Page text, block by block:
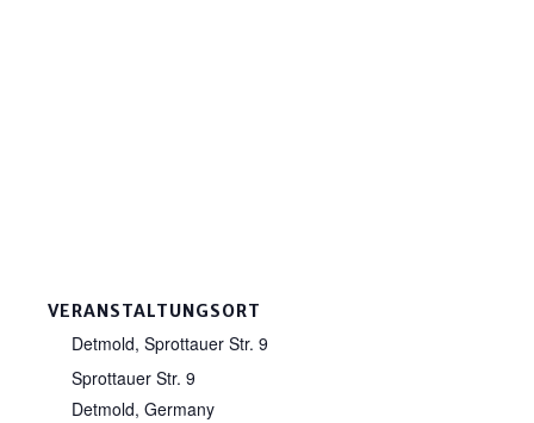
VERANSTALTUNGSORT
Detmold, Sprottauer Str. 9
Sprottauer Str. 9
Detmold, Germany